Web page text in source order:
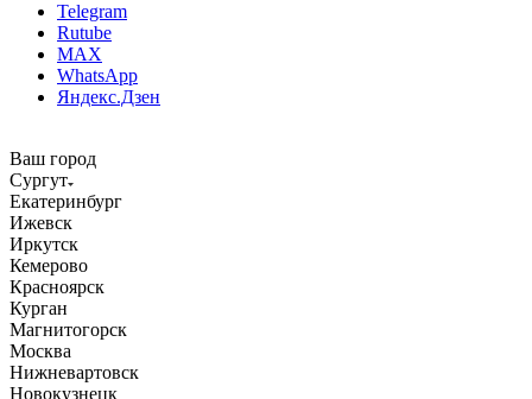
Telegram
Rutube
MAX
WhatsApp
Яндекс.Дзен
Ваш город
Сургут
Екатеринбург
Ижевск
Иркутск
Кемерово
Красноярск
Курган
Магнитогорск
Москва
Нижневартовск
Новокузнецк